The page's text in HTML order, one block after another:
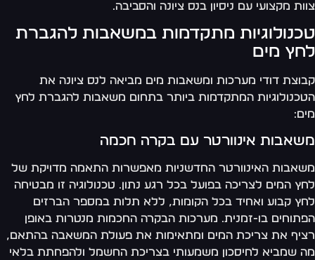
מקצועי עם ניסיון בנס ציונה והסביבה.
מתקדמות במשאבות להגברת
מים
דודי מערכות ומשאבות מים מביאה לנס ציונה את
המתקדמות ביותר בתחום משאבות להגברת לחץ
אינוורטר עם בקרה חכמה
האינוורטר החדשניות מאפשרות התאמה מדויקת של
המים לצריכה בפועל בכל רגע נתון. טכנולוגיה זו מבטיחה
קבוע ואחיד בכל הקומות, ללא תלות במספר הברזים
בו-זמנית. מערכות הבקרה החכמות מנטרות באופן
את צריכת המים ומתאימות את פעולת המשאבה בהתאם,
שמביא לחיסכון משמעותי בצריכת החשמל ולהפחתת בלאי